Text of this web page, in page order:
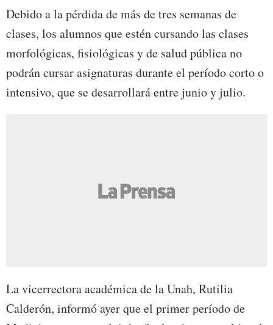
Debido a la pérdida de más de tres semanas de
clases, los alumnos que estén cursando las clases
morfológicas, fisiológicas y de salud pública no
podrán cursar asignaturas durante el período corto o
intensivo, que se desarrollará entre junio y julio.
La vicerrectora académica de la Unah, Rutilia
Calderón, informó ayer que el primer período de